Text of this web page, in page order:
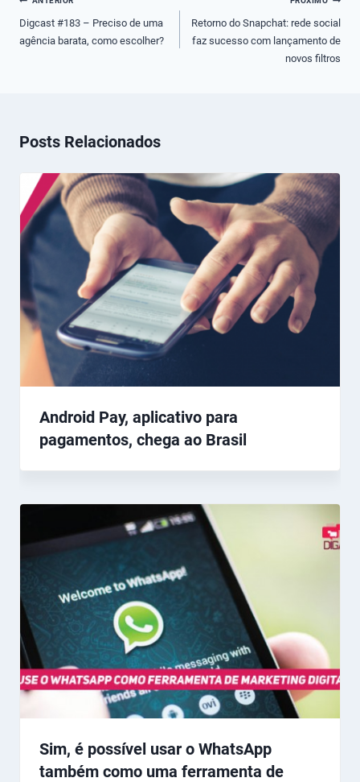
de
Post
Digcast #183 – Preciso de uma
agência barata, como escolher?
Retorno do Snapchat: rede social
faz sucesso com lançamento de
novos filtros
Posts Relacionados
Android Pay, aplicativo para
pagamentos, chega ao Brasil
Sim, é possível usar o WhatsApp
também como uma ferramenta de